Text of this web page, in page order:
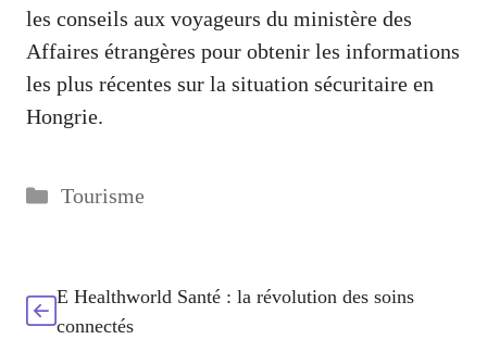
les conseils aux voyageurs du ministère des
Affaires étrangères pour obtenir les informations
les plus récentes sur la situation sécuritaire en
Hongrie.
Catégories
Tourisme
E Healthworld Santé : la révolution des soins
connectés